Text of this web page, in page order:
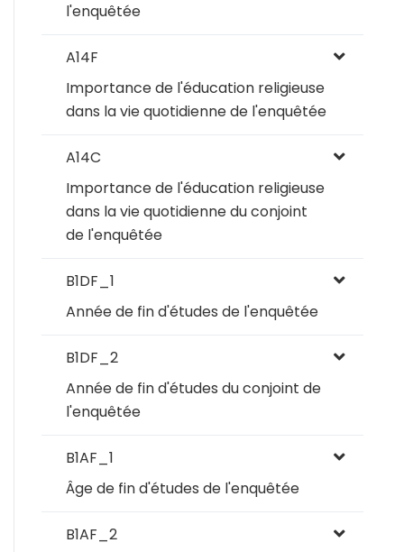
l'enquêtée
A14F
Importance de l'éducation religieuse
dans la vie quotidienne de l'enquêtée
A14C
Importance de l'éducation religieuse
dans la vie quotidienne du conjoint
de l'enquêtée
B1DF_1
Année de fin d'études de l'enquêtée
B1DF_2
Année de fin d'études du conjoint de
l'enquêtée
B1AF_1
Âge de fin d'études de l'enquêtée
B1AF_2